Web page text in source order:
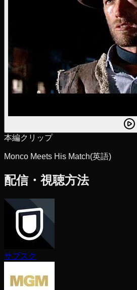
本編クリップ
Monco Meets His Match(英語)
配信・視聴方法
サブスク